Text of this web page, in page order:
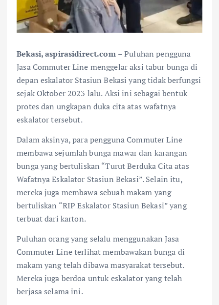
Bekasi, aspirasidirect.com – Puluhan pengguna
Jasa Commuter Line menggelar aksi tabur bunga di
depan eskalator Stasiun Bekasi yang tidak berfungsi
sejak Oktober 2023 lalu. Aksi ini sebagai bentuk
protes dan ungkapan duka cita atas wafatnya
eskalator tersebut.
Dalam aksinya, para pengguna Commuter Line
membawa sejumlah bunga mawar dan karangan
bunga yang bertuliskan “Turut Berduka Cita atas
Wafatnya Eskalator Stasiun Bekasi”. Selain itu,
mereka juga membawa sebuah makam yang
bertuliskan “RIP Eskalator Stasiun Bekasi” yang
terbuat dari karton.
Puluhan orang yang selalu menggunakan Jasa
Commuter Line terlihat membawakan bunga di
makam yang telah dibawa masyarakat tersebut.
Mereka juga berdoa untuk eskalator yang telah
berjasa selama ini.